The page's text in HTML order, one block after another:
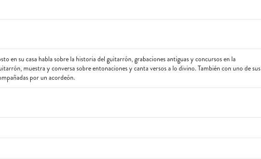
en su casa habla sobre la historia del guitarrón, grabaciones antiguas y concursos en la
muestra y conversa sobre entonaciones y canta versos a lo divino. También con uno de sus
por un acordeón.